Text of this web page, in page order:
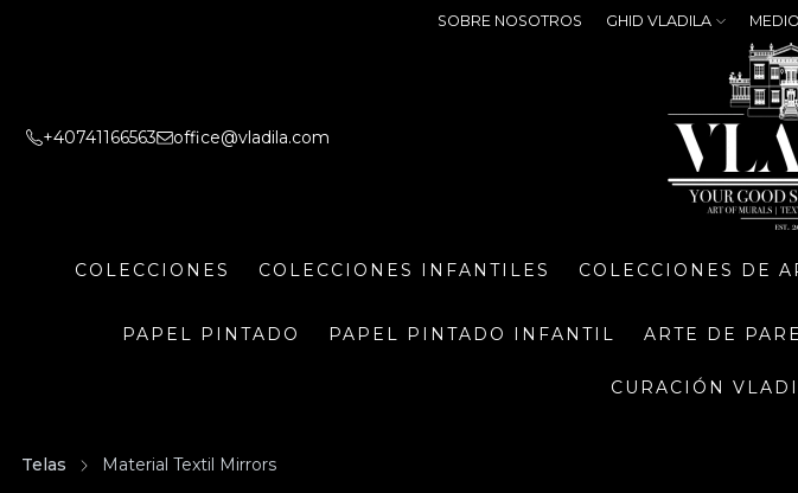
SOBRE NOSOTROS GHID VLADILA
+40741166563 office@vladila.com
COLECCIONES COLECCIONES INFANTILES COLECCIONES DE
PAPEL PINTADO PAPEL PINTADO INFANTIL ARTE DE
CURACIÓN
Telas Material Textil Mirrors